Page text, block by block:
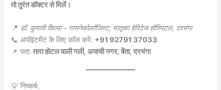
तो तुरंत डॉक्टर से मिलें।
📍 डॉ. कुमारी शिल्पा – गायनेकोलॉजिस्ट, मातृका हेरिटेज हॉस्पिटल, दरभंगा
📞 अपॉइंटमेंट के लिए कॉल करें: +91 92791 37033
📌 पता:तारा होटल वाली गली, अयाची नगर, बेंता, दरभंगा
💡 निष्कर्ष: